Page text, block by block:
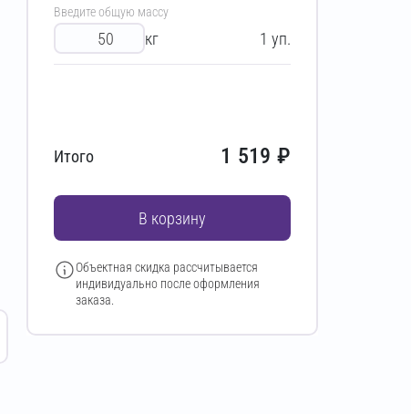
Введите общую массу
кг 1 уп.
Итого 1 519 ₽
В корзину
Объектная скидка рассчитывается
индивидуально после оформления
заказа.